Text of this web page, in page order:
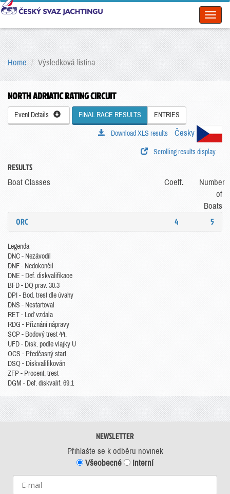
Home Výsledková listina
NORTH ADRIATIC RATING CIRCUIT
Event Details FINAL RACE RESULTS ENTRIES
Česky
Download XLS results
Scrolling results display
RESULTS
Boat Classes Coeff.
Number
of
Boats
ORC 4 5
Legenda
DNC - Nezávodil
DNF - Nedokončil
DNE - Def. diskvalifikace
BFD - DQ prav. 30.3
DPI - Bod. trest dle úvahy
DNS - Nestartoval
RET - Loď vzdala
RDG - Přiznání nápravy
SCP - Bodový trest 44.
UFD - Disk. podle vlajky U
OCS - Předčasný start
DSQ - Diskvalifikován
ZFP - Procent. trest
DGM - Def. diskvalif. 69.1
NEWSLETTER
Přihlašte se k odběru novinek
Všeobecné
Interní